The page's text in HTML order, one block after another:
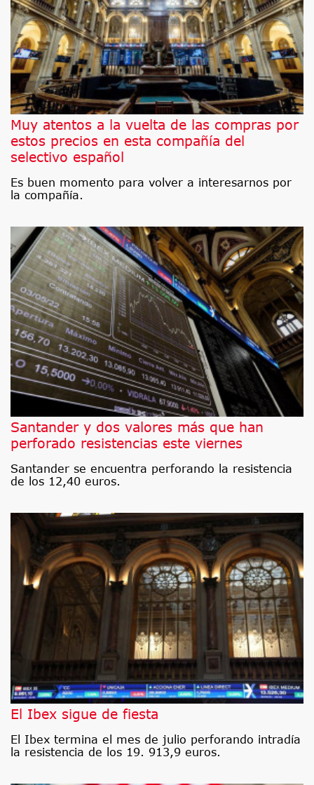
Muy atentos a la vuelta de las compras por
estos precios en esta compañía del
selectivo español
Es buen momento para volver a interesarnos por
la compañía.
Santander y dos valores más que han
perforado resistencias este viernes
Santander se encuentra perforando la resistencia
de los 12,40 euros.
El Ibex sigue de fiesta
El Ibex termina el mes de julio perforando intradía
la resistencia de los 19. 913,9 euros.